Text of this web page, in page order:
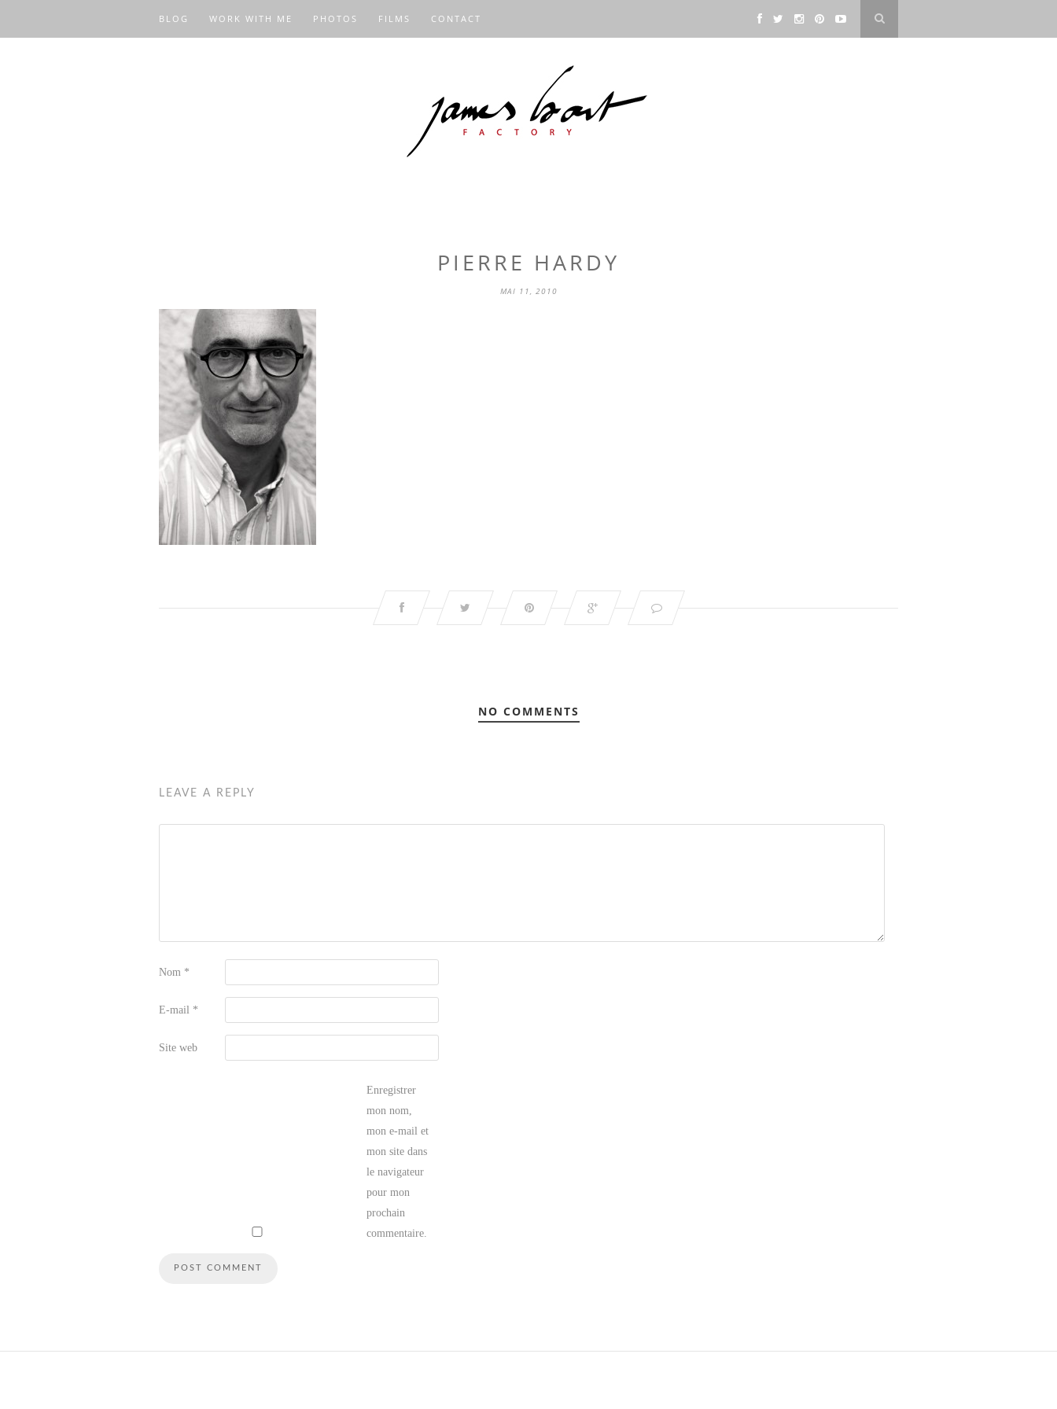
BLOG WORK WITH ME PHOTOS FILMS CONTACT
PIERRE HARDY
MAI 11, 2010
NO COMMENTS
LEAVE A REPLY
Nom *
E-mail *
Site web
Enregistrer
mon nom,
mon e-mail et
mon site dans
le navigateur
pour mon
prochain
commentaire.